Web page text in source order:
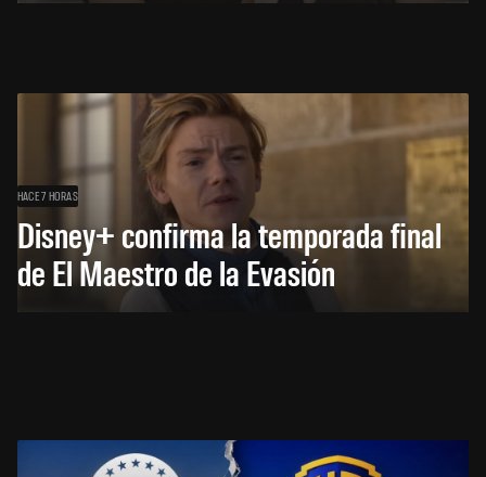
HACE 7 HORAS
Disney+ confirma la temporada final
de El Maestro de la Evasión